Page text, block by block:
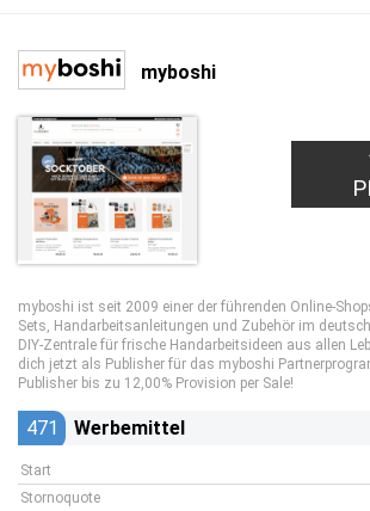
myboshi
myboshi ist seit 2009 einer der führenden Online-
Sets, Handarbeitsanleitungen und Zubehör im
DIY-Zentrale für frische Handarbeitsideen aus allen
dich jetzt als Publisher für das myboshi
Publisher bis zu 12,00% Provision per Sale!
471 Werbemittel
Start
Stornoquote